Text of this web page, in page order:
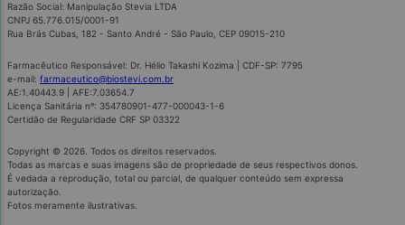
Razão Social: Manipulação Stevia LTDA
CNPJ 65.776.015/0001-91
Rua Brás Cubas, 182 - Santo André - São Paulo, CEP 09015-210
Farmacêutico Responsável: Dr. Hélio Takashi Kozima | CDF-SP: 7795
e-mail: farmaceutico@biostevi.com.br
AE:1.40443.9 | AFE:7.03654.7
Licença Sanitária nº: 354780901-477-000043-1-6
Certidão de Regularidade CRF SP 03322
Copyright © 2026. Todos os direitos reservados.
Todas as marcas e suas imagens são de propriedade de seus respectivos donos.
É vedada a reprodução, total ou parcial, de qualquer conteúdo sem expressa
autorização.
Fotos meramente ilustrativas.